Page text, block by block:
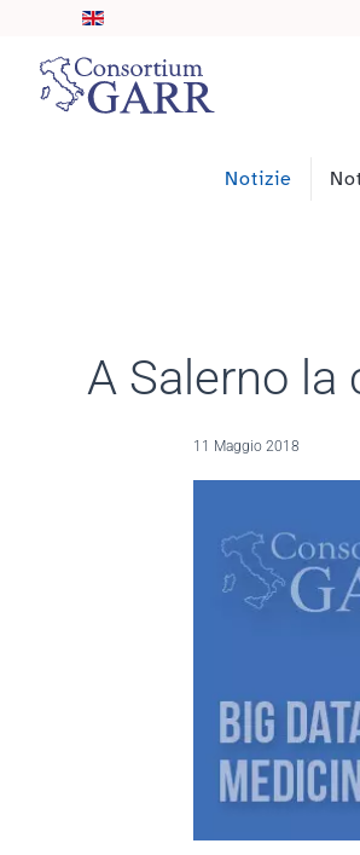
Skip to main content
Notizie
A Salerno la
11 Maggio 2018